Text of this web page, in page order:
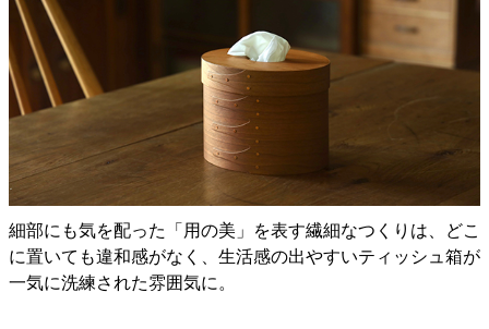
細部にも気を配った「用の美」を表す繊細なつくりは、どこ
に置いても違和感がなく、生活感の出やすいティッシュ箱が
一気に洗練された雰囲気に。